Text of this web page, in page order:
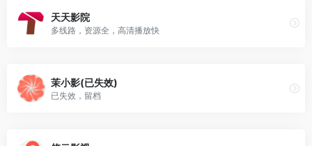
天天影院
多线路，资源全，高清播放快
茉小影(已失效)
已失效，留档